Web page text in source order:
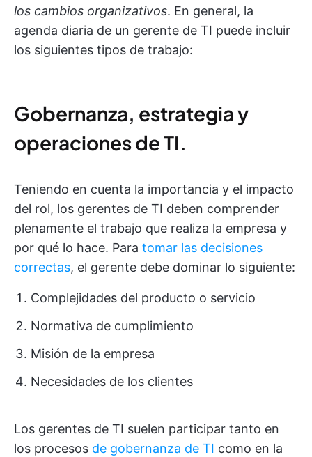
los cambios organizativos. En general, la
agenda diaria de un gerente de TI puede incluir
los siguientes tipos de trabajo:
Gobernanza, estrategia y
operaciones de TI.
Teniendo en cuenta la importancia y el impacto
del rol, los gerentes de TI deben comprender
plenamente el trabajo que realiza la empresa y
por qué lo hace. Para tomar las decisiones
correctas, el gerente debe dominar lo siguiente:
Complejidades del producto o servicio
Normativa de cumplimiento
Misión de la empresa
Necesidades de los clientes
Los gerentes de TI suelen participar tanto en
los procesos de gobernanza de TI como en la